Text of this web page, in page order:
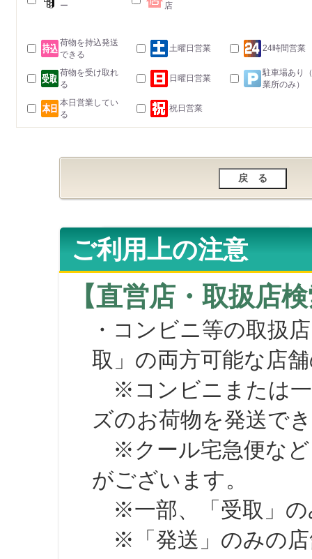
ー
店
荷物を持込発送
できる
土曜日営業 24時間営業
荷物を受け取れ
る
日曜日営業
駐車場あり
業所のみ）
本日営業してい
る
祝日営業
ご利用上の注意
【直営店・取扱店
・コンビニ等の取扱
取」の両方可能な店
※コンビニまたは一
ズのお荷物を発送で
※クール宅急便など
がございます。
※一部、「受取」の
※「発送」のみの店